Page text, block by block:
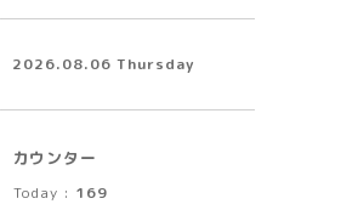
2026.08.06 Thursday
カウンター
Today : 169